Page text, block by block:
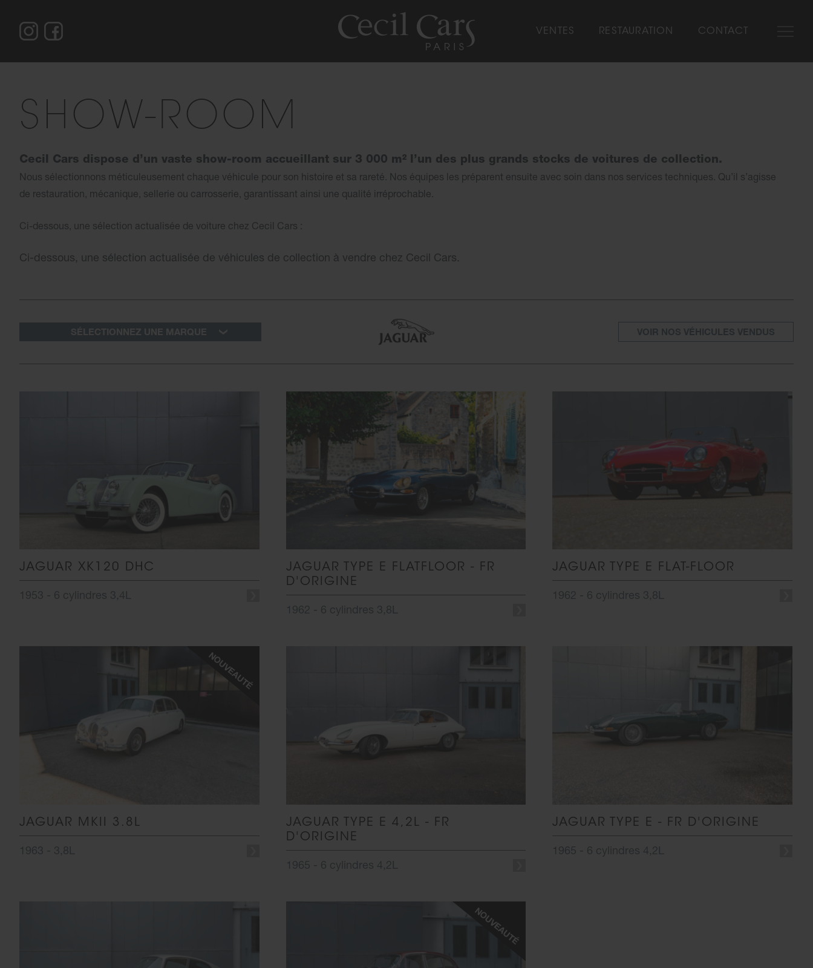
VENTES RESTAURATION CONTACT
SHOW-ROOM
Cecil Cars dispose d’un vaste show-room accueillant sur 3 000 m² l’un des plus grands stocks de voitures de collection.
Nous sélectionnons méticuleusement chaque véhicule pour son histoire et sa rareté. Nos équipes les préparent ensuite avec soin dans nos services techniques. Qu’il s’agisse
de restauration, mécanique, sellerie ou carrosserie, garantissant ainsi une qualité irréprochable.
Ci-dessous, une sélection actualisée de voiture chez Cecil Cars :
Ci-dessous, une sélection actualisée de véhicules de collection à vendre chez Cecil Cars.
JAGUAR XK120 DHC
1953 - 6 cylindres 3,4L
JAGUAR TYPE E FLATFLOOR - FR
D'ORIGINE
1962 - 6 cylindres 3,8L
JAGUAR TYPE E FLAT-FLOOR
1962 - 6 cylindres 3,8L
JAGUAR MKII 3.8L
1963 - 3,8L
JAGUAR TYPE E 4,2L - FR
D'ORIGINE
1965 - 6 cylindres 4,2L
JAGUAR TYPE E - FR D'ORIGINE
1965 - 6 cylindres 4,2L